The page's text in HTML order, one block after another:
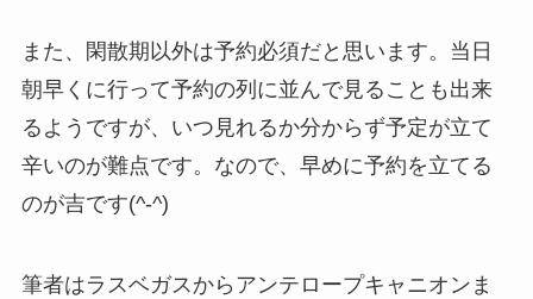
また、閑散期以外は予約必須だと思います。当日
朝早くに行って予約の列に並んで見ることも出来
るようですが、いつ見れるか分からず予定が立て
辛いのが難点です。なので、早めに予約を立てる
のが吉です(^-^)
筆者はラスベガスからアンテロープキャニオンま